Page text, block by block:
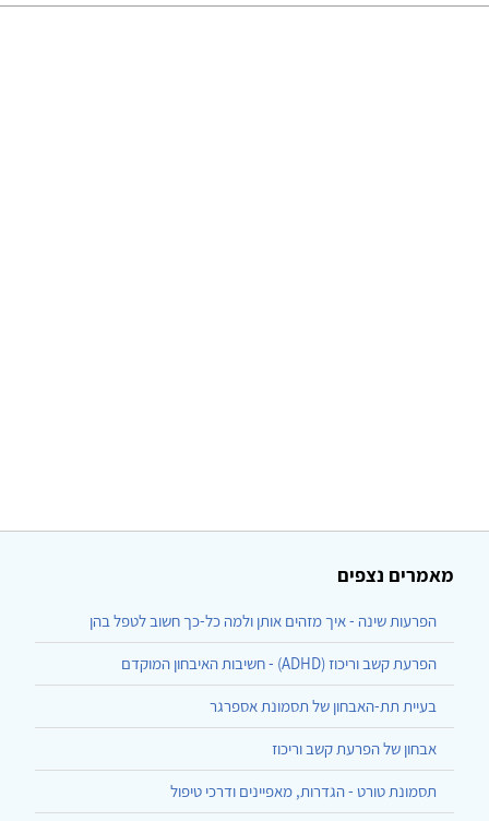
מאמרים נצפים
הפרעות שינה - איך מזהים אותן ולמה כל-כך חשוב לטפל בהן
הפרעת קשב וריכוז (ADHD) - חשיבות האיבחון המוקדם
בעיית תת-האבחון של תסמונת אספרגר
אבחון של הפרעת קשב וריכוז
תסמונת טורט - הגדרות, מאפיינים ודרכי טיפול